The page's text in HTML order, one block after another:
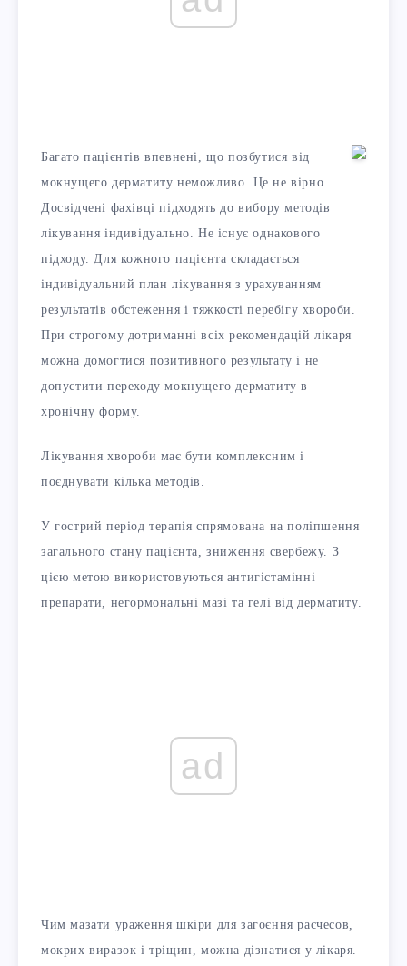
Багато пацієнтів впевнені, що позбутися від
мокнущего дерматиту неможливо. Це не вірно.
Досвідчені фахівці підходять до вибору методів
лікування індивідуально. Не існує однакового
підходу. Для кожного пацієнта складається
індивідуальний план лікування з урахуванням
результатів обстеження і тяжкості перебігу хвороби.
При строгому дотриманні всіх рекомендацій лікаря
можна домогтися позитивного результату і не
допустити переходу мокнущего дерматиту в
хронічну форму.
Лікування хвороби має бути комплексним і
поєднувати кілька методів.
У гострий період терапія спрямована на поліпшення
загального стану пацієнта, зниження свербежу. З
цією метою використовуються антигістамінні
препарати, негормональні мазі та гелі від дерматиту.
ad
Чим мазати ураження шкіри для загоєння расчесов,
мокрих виразок і тріщин, можна дізнатися у лікаря.